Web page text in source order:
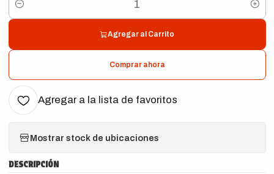
Cantidad
Agregar al Carrito
Comprar ahora
Agregar a la lista de favoritos
Mostrar stock de ubicaciones
DESCRIPCIÓN